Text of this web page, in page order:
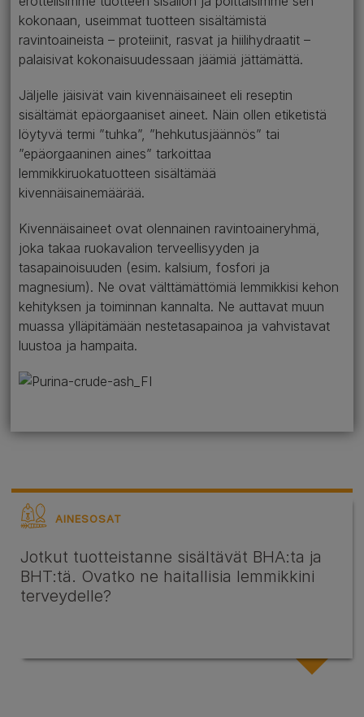
kokonaan, useimmat tuotteen sisältämistä
ravintoaineista – proteiinit, rasvat ja hiilihydraatit –
palaisivat kokonaisuudessaan jäämiä jättämättä.
Jäljelle jäisivät vain kivennäisaineet eli reseptin
sisältämät epäorgaaniset aineet. Näin ollen etiketistä
löytyvä termi ”tuhka”, ”hehkutusjäännös” tai
”epäorgaaninen aines” tarkoittaa
lemmikkiruokatuotteen sisältämää
kivennäisainemäärää.
Kivennäisaineet ovat olennainen ravintoaineryhmä,
joka takaa ruokavalion terveellisyyden ja
tasapainoisuuden (esim. kalsium, fosfori ja
magnesium). Ne ovat välttämättömiä lemmikkisi kehon
kehityksen ja toiminnan kannalta. Ne auttavat muun
muassa ylläpitämään nestetasapainoa ja vahvistavat
luustoa ja hampaita.
AINESOSAT
Jotkut tuotteistanne sisältävät BHA:ta ja
BHT:tä. Ovatko ne haitallisia lemmikkini
terveydelle?